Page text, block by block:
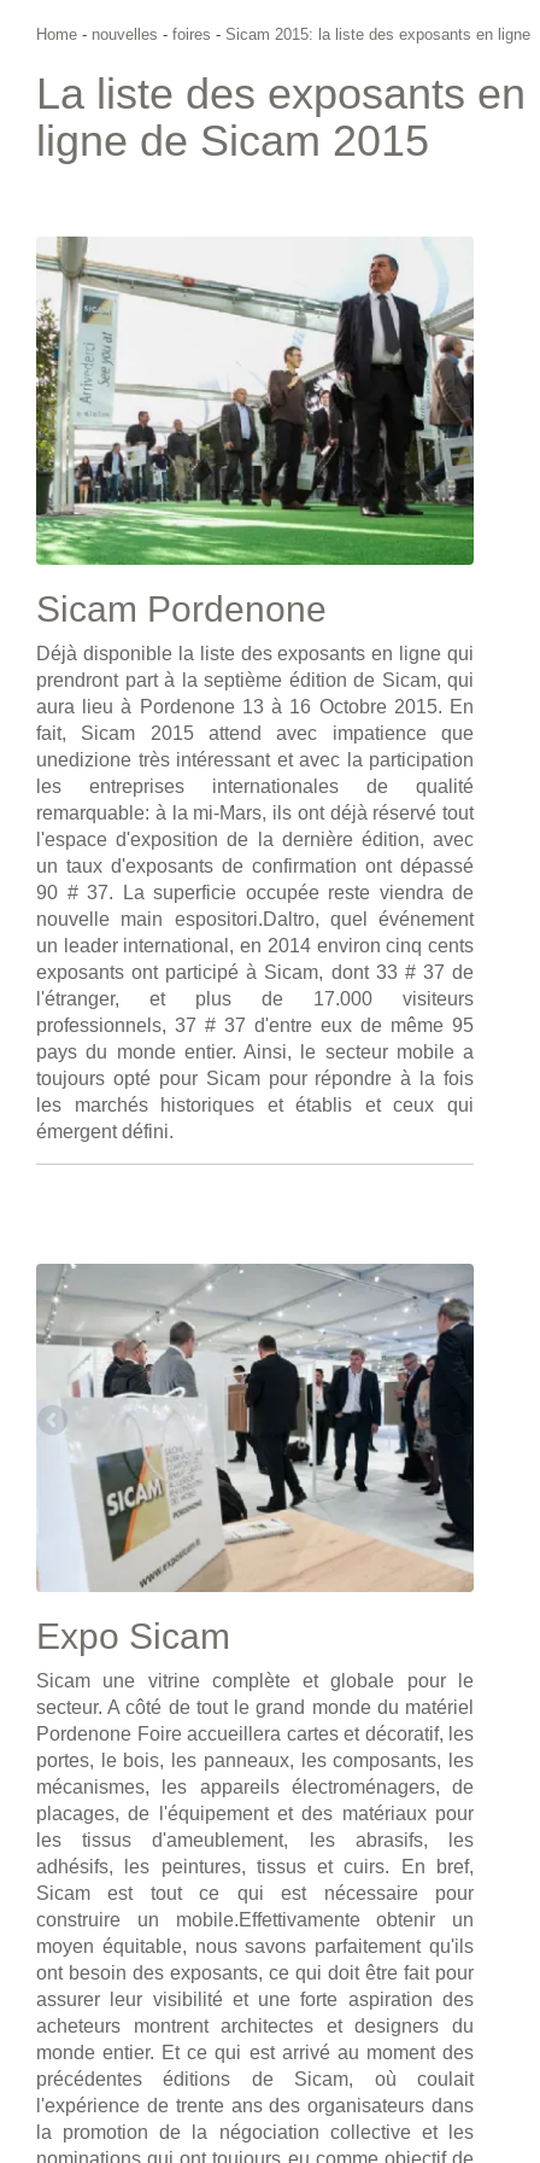
Home - nouvelles - foires - Sicam 2015: la liste des exposants en ligne
La liste des exposants en
ligne de Sicam 2015
Sicam Pordenone
Déjà disponible la liste des exposants en ligne qui
prendront part à la septième édition de Sicam, qui
aura lieu à Pordenone 13 à 16 Octobre 2015. En
fait, Sicam 2015 attend avec impatience que
unedizione très intéressant et avec la participation
les entreprises internationales de qualité
remarquable: à la mi-Mars, ils ont déjà réservé tout
l'espace d'exposition de la dernière édition, avec
un taux d'exposants de confirmation ont dépassé
90 # 37. La superficie occupée reste viendra de
nouvelle main espositori.Daltro, quel événement
un leader international, en 2014 environ cinq cents
exposants ont participé à Sicam, dont 33 # 37 de
l'étranger, et plus de 17.000 visiteurs
professionnels, 37 # 37 d'entre eux de même 95
pays du monde entier. Ainsi, le secteur mobile a
toujours opté pour Sicam pour répondre à la fois
les marchés historiques et établis et ceux qui
émergent défini.
Expo Sicam
Sicam une vitrine complète et globale pour le
secteur. A côté de tout le grand monde du matériel
Pordenone Foire accueillera cartes et décoratif, les
portes, le bois, les panneaux, les composants, les
mécanismes, les appareils électroménagers, de
placages, de l'équipement et des matériaux pour
les tissus d'ameublement, les abrasifs, les
adhésifs, les peintures, tissus et cuirs. En bref,
Sicam est tout ce qui est nécessaire pour
construire un mobile.Effettivamente obtenir un
moyen équitable, nous savons parfaitement qu'ils
ont besoin des exposants, ce qui doit être fait pour
assurer leur visibilité et une forte aspiration des
acheteurs montrent architectes et designers du
monde entier. Et ce qui est arrivé au moment des
précédentes éditions de Sicam, où coulait
l'expérience de trente ans des organisateurs dans
la promotion de la négociation collective et les
nominations qui ont toujours eu comme objectif de